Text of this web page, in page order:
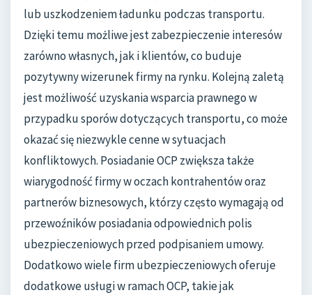
lub uszkodzeniem ładunku podczas transportu.
Dzięki temu możliwe jest zabezpieczenie interesów
zarówno własnych, jak i klientów, co buduje
pozytywny wizerunek firmy na rynku. Kolejną zaletą
jest możliwość uzyskania wsparcia prawnego w
przypadku sporów dotyczących transportu, co może
okazać się niezwykle cenne w sytuacjach
konfliktowych. Posiadanie OCP zwiększa także
wiarygodność firmy w oczach kontrahentów oraz
partnerów biznesowych, którzy często wymagają od
przewoźników posiadania odpowiednich polis
ubezpieczeniowych przed podpisaniem umowy.
Dodatkowo wiele firm ubezpieczeniowych oferuje
dodatkowe usługi w ramach OCP, takie jak